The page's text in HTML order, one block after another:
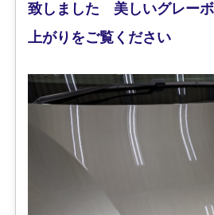
致しました 美しいグレー
上がりをご覧ください